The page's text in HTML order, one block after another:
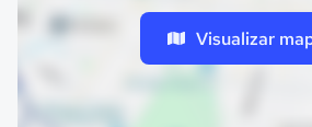
Visualizar